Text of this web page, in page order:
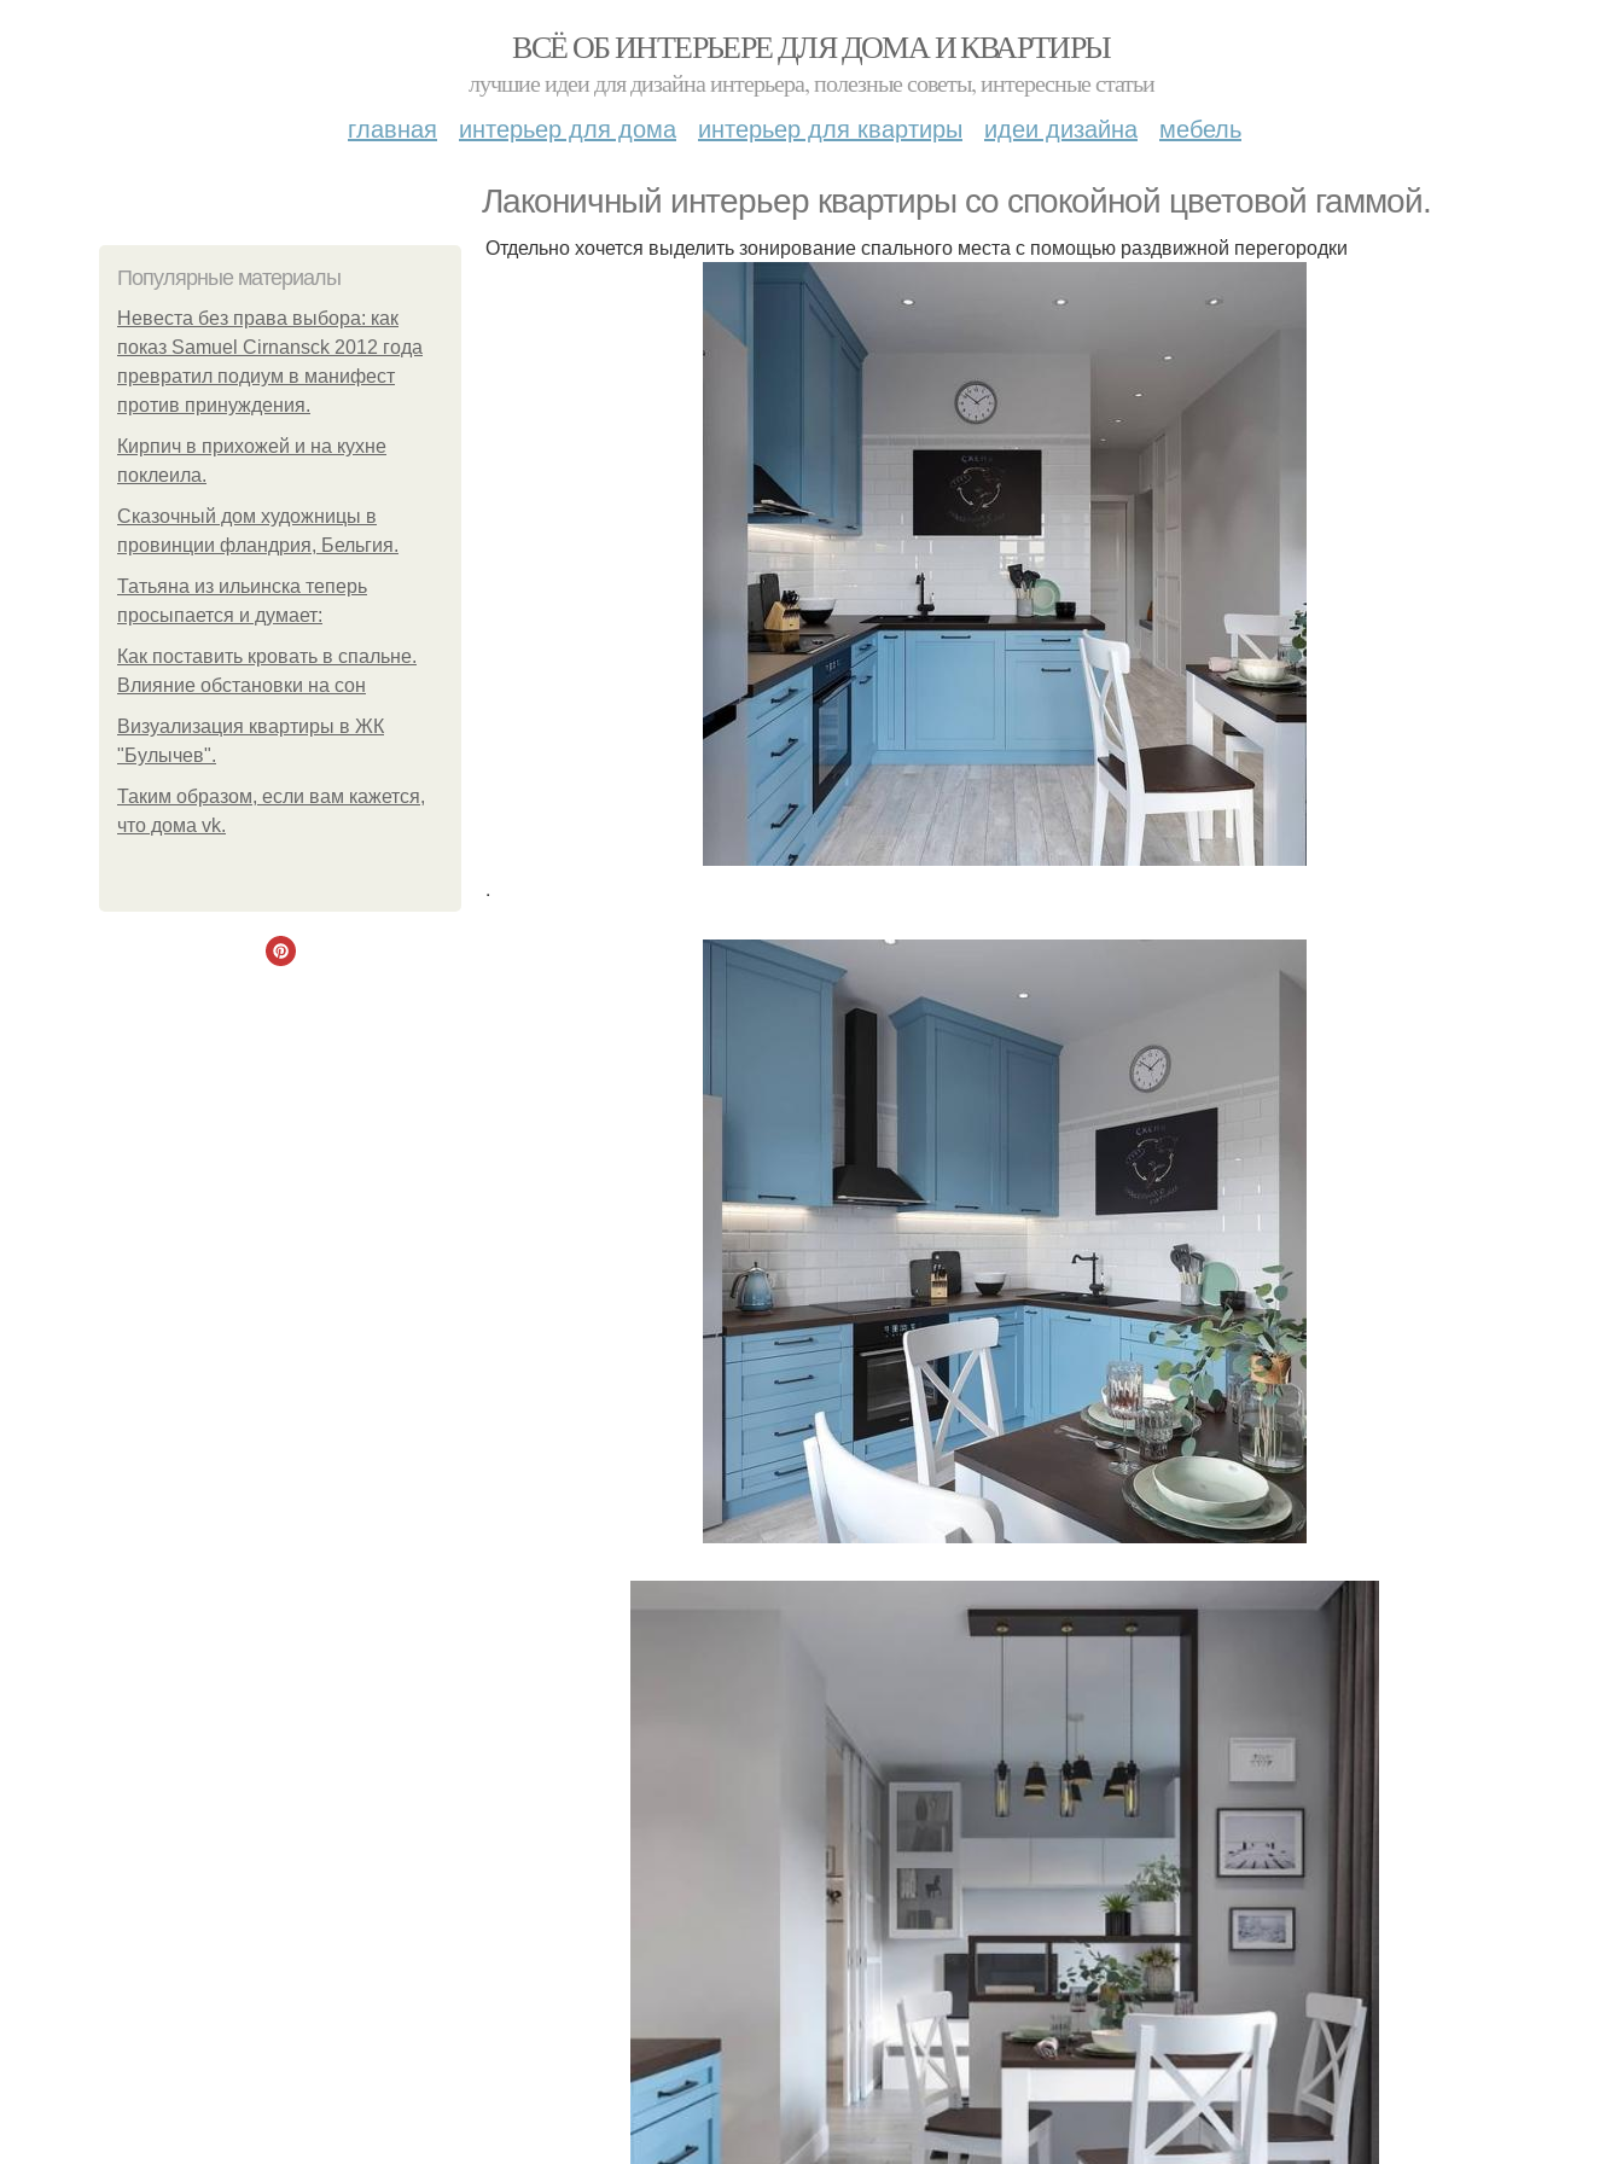
ВСЁ ОБ ИНТЕРЬЕРЕ ДЛЯ ДОМА И КВАРТИРЫ
лучшие идеи для дизайна интерьера, полезные советы, интересные статьи
главная интерьер для дома интерьер для квартиры идеи дизайна мебель
Лаконичный интерьер квартиры со спокойной цветовой гаммой.
Популярные материалы
Невеста без права выбора: как
показ Samuel Cirnansck 2012 года
превратил подиум в манифест
против принуждения.
Кирпич в прихожей и на кухне
поклеила.
Сказочный дом художницы в
провинции фландрия, Бельгия.
Татьяна из ильинска теперь
просыпается и думает:
Как поставить кровать в спальне.
Влияние обстановки на сон
Визуализация квартиры в ЖК
"Булычев".
Таким образом, если вам кажется,
что дома vk.
Отдельно хочется выделить зонирование спального места с помощью раздвижной перегородки
.